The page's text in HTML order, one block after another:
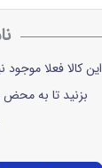
این کالا فعلا موجود
بزنید تا به